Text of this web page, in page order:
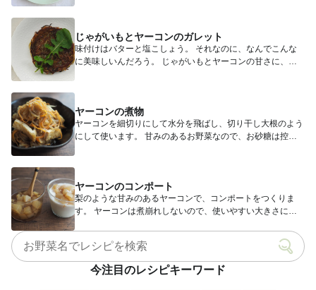
じゃがいもとヤーコンのガレット
味付けはバターと塩こしょう。 それなのに、なんでこんな
に美味しいんだろう。 じゃがいもとヤーコンの甘さに、し
ヤーコンの煮物
ヤーコンを細切りにして水分を飛ばし、切り干し大根のよう
にして使います。 甘みのあるお野菜なので、お砂糖は控え
ヤーコンのコンポート
梨のような甘みのあるヤーコンで、コンポートをつくりま
す。 ヤーコンは煮崩れしないので、使いやすい大きさに切
今注目のレシピキーワード